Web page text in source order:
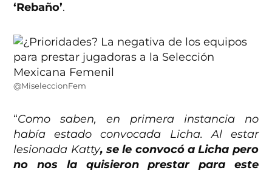
‘Rebaño’.
@MiseleccionFem
“Como saben, en primera instancia no
había estado convocada Licha. Al estar
lesionada Katty, se le convocó a Licha pero
no nos la quisieron prestar para este